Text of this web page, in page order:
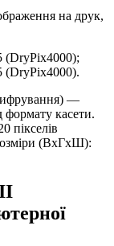
на друк,
—
формату касети.
пікселів
(ВхГхШ):